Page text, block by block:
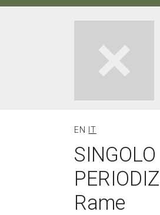
EN IT
Rame